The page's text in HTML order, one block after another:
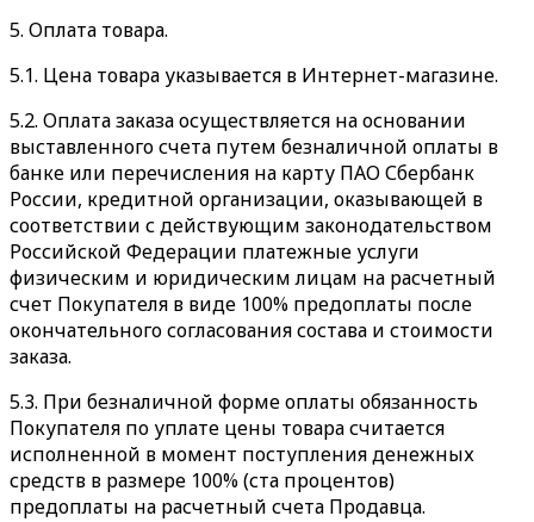
5. Оплата товара.
5.1. Цена товара указывается в Интернет-магазине.
5.2. Оплата заказа осуществляется на основании
выставленного счета путем безналичной оплаты в
банке или перечисления на карту ПАО Сбербанк
России, кредитной организации, оказывающей в
соответствии с действующим законодательством
Российской Федерации платежные услуги
физическим и юридическим лицам на расчетный
счет Покупателя в виде 100% предоплаты после
окончательного согласования состава и стоимости
заказа.
5.3. При безналичной форме оплаты обязанность
Покупателя по уплате цены товара считается
исполненной в момент поступления денежных
средств в размере 100% (ста процентов)
предоплаты на расчетный счета Продавца.